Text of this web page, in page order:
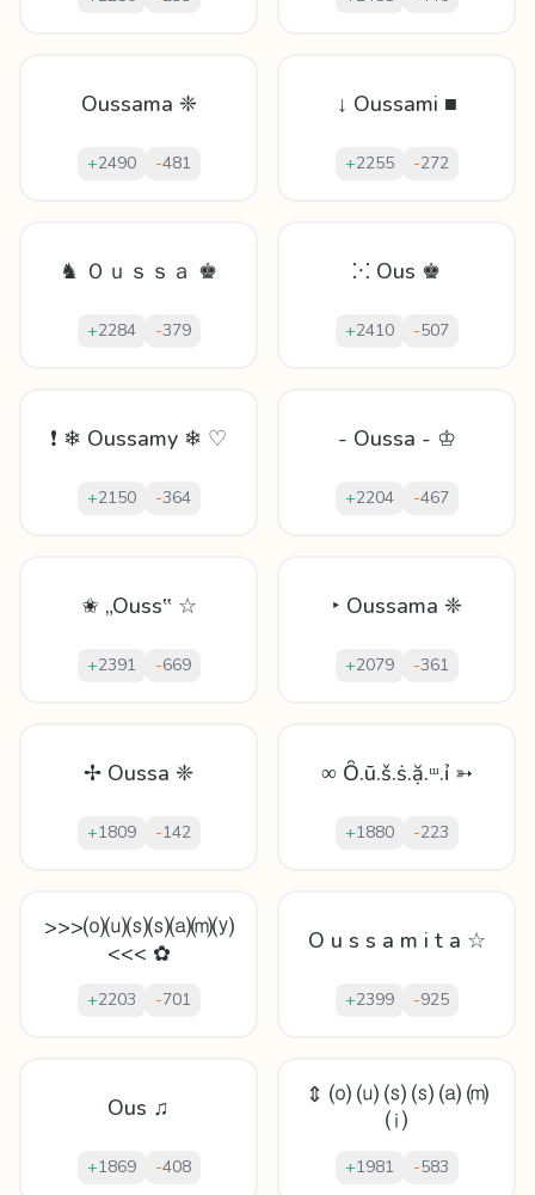
Oussama ❈
+2490 -481
↓ Oussami ■
+2255 -272
♞ Ｏｕｓｓａ ♚
+2284 -379
⁙ Ous ♚
+2410 -507
❗ ❄ Oussamy ❄ ♡
+2150 -364
- Oussa - ♔
+2204 -467
✬ „Ouss‟ ☆
+2391 -669
‣ Oussama ❈
+2079 -361
✢ Oussa ❈
+1809 -142
∞ Ȏ.ū.š.ṡ.ặ.ᵚ.ỉ ➳
+1880 -223
>>>⒪⒰⒮⒮⒜⒨⒴
<<< ✿
+2203 -701
O u s s a m i t a ☆
+2399 -925
Ous ♫
+1869 -408
⇕ ⒪ ⒰ ⒮ ⒮ ⒜ ⒨
⒤
+1981 -583